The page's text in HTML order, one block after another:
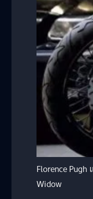
Florence Pugh
Widow